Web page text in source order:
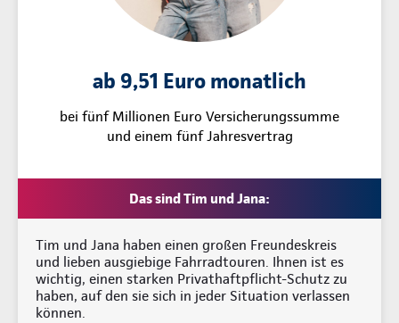
ab 9,51 Euro monatlich
bei fünf Millionen Euro Versicherungssumme
und einem fünf Jahresvertrag
Das sind Tim und Jana:
Tim und Jana haben einen großen Freundeskreis
und lieben ausgiebige Fahrradtouren. Ihnen ist es
wichtig, einen starken Privathaftpflicht-Schutz zu
haben, auf den sie sich in jeder Situation verlassen
können.